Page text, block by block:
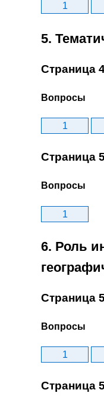
1
5.
Страница
Вопросы
1
Страница
Вопросы
1
6. Роль
Страница
Вопросы
1
Страница